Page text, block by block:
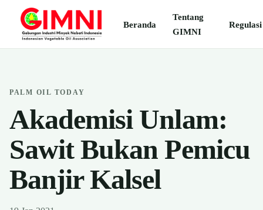
Beranda
Tentang
GIMNI
Regulasi
PALM OIL TODAY
Akademisi Unlam:
Sawit Bukan Pemicu
Banjir Kalsel